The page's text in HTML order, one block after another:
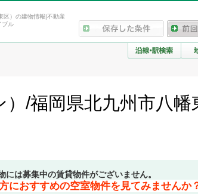
区）の建物情報|不動産
ブル
/福岡県北九州市八幡
には募集中の賃貸物件がございません。
におすすめの空室物件を見てみませんか